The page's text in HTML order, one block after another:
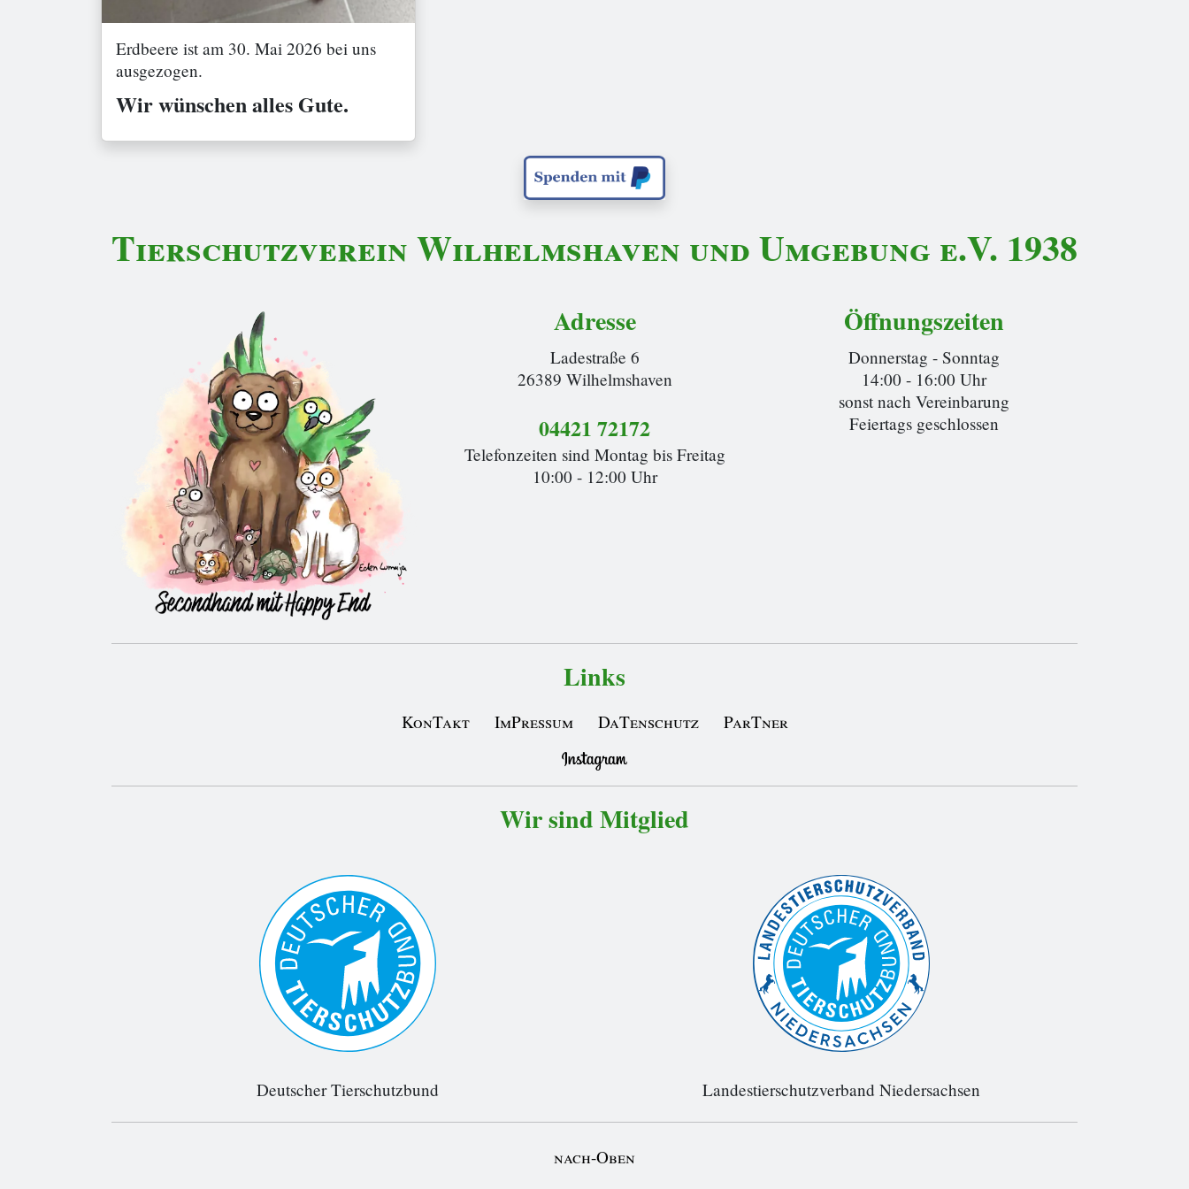
Erdbeere ist am 30. Mai 2026 bei uns
ausgezogen.
Wir wünschen alles Gute.
Tierschutzverein Wilhelmshaven und Umgebung e.V. 1938
Adresse
Ladestraße 6
26389 Wilhelmshaven
04421 72172
Telefonzeiten sind Montag bis Freitag
10:00 - 12:00 Uhr
Öffnungszeiten
Donnerstag - Sonntag
14:00 - 16:00 Uhr
sonst nach Vereinbarung
Feiertags geschlossen
Links
KonTakt ImPressum DaTenschutz ParTner
Wir sind Mitglied
Deutscher Tierschutzbund Landestierschutzverband Niedersachsen
nach-Oben